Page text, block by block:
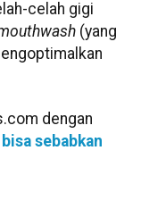
celah gigi
(yang
dengan
sebabkan